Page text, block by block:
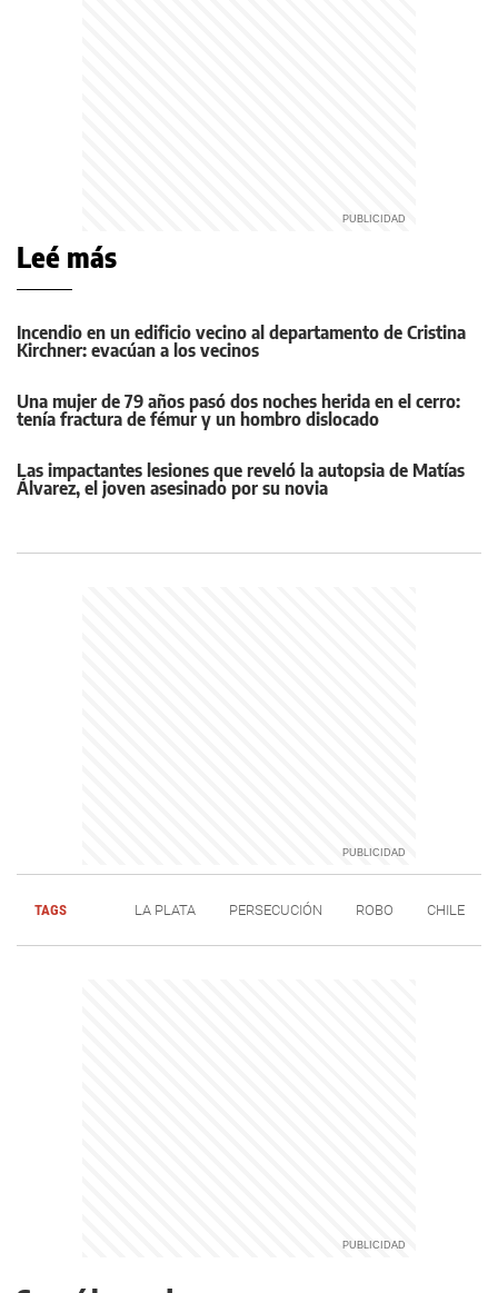
Leé más
Incendio en un edificio vecino al departamento de Cristina
Kirchner: evacúan a los vecinos
Una mujer de 79 años pasó dos noches herida en el cerro:
tenía fractura de fémur y un hombro dislocado
Las impactantes lesiones que reveló la autopsia de Matías
Álvarez, el joven asesinado por su novia
TAGS LA PLATA PERSECUCIÓN ROBO CHILE